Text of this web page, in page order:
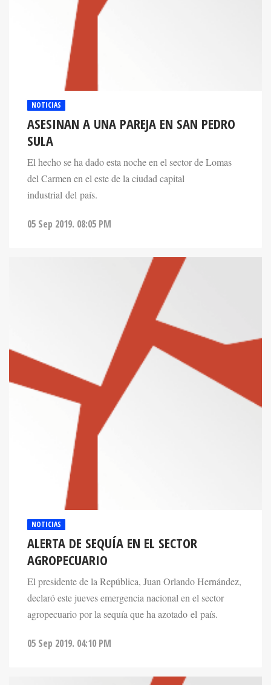
NOTICIAS
ASESINAN A UNA PAREJA EN SAN PEDRO
SULA
El hecho se ha dado esta noche en el sector de Lomas
del Carmen en el este de la ciudad capital
industrial del país.
05 Sep 2019. 08:05 PM
NOTICIAS
ALERTA DE SEQUÍA EN EL SECTOR
AGROPECUARIO
El presidente de la República, Juan Orlando Hernández,
declaró este jueves emergencia nacional en el sector
agropecuario por la sequía que ha azotado el país.
05 Sep 2019. 04:10 PM